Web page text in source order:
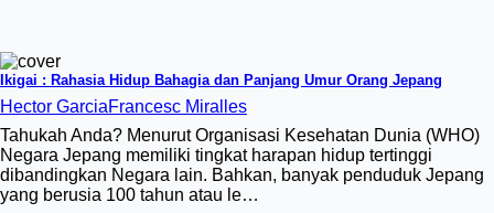
Ikigai : Rahasia Hidup Bahagia dan Panjang Umur Orang Jepang
Hector GarciaFrancesc Miralles
Tahukah Anda? Menurut Organisasi Kesehatan Dunia (WHO)
Negara Jepang memiliki tingkat harapan hidup tertinggi
dibandingkan Negara lain. Bahkan, banyak penduduk Jepang
yang berusia 100 tahun atau le…